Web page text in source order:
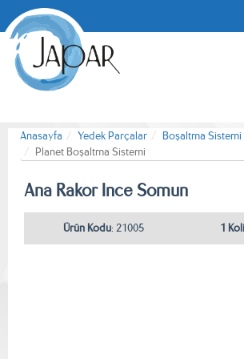
Anasayfa Yedek Parçalar
Boşaltma Sistemi
Planet Boşaltma Sistemi
Ana Rakor Ince Somun
Ürün Kodu: 21005 1